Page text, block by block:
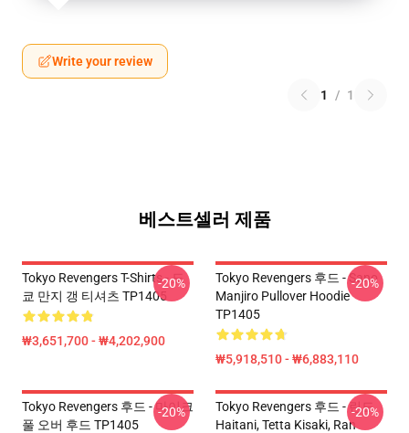
Write your review
1 / 1
베스트셀러 제품
Tokyo Revengers T-Shirts - 도
쿄 만지 갱 티셔츠 TP1405
₩3,651,700 - ₩4,202,900
-20%
Tokyo Revengers 후드 - Sano
Manjiro Pullover Hoodie
TP1405
₩5,918,510 - ₩6,883,110
-20%
Tokyo Revengers 후드 - 마이크
풀 오버 후드 TP1405
-20%
Tokyo Revengers 후드 - 린도
Haitani, Tetta Kisaki, Ran
-20%